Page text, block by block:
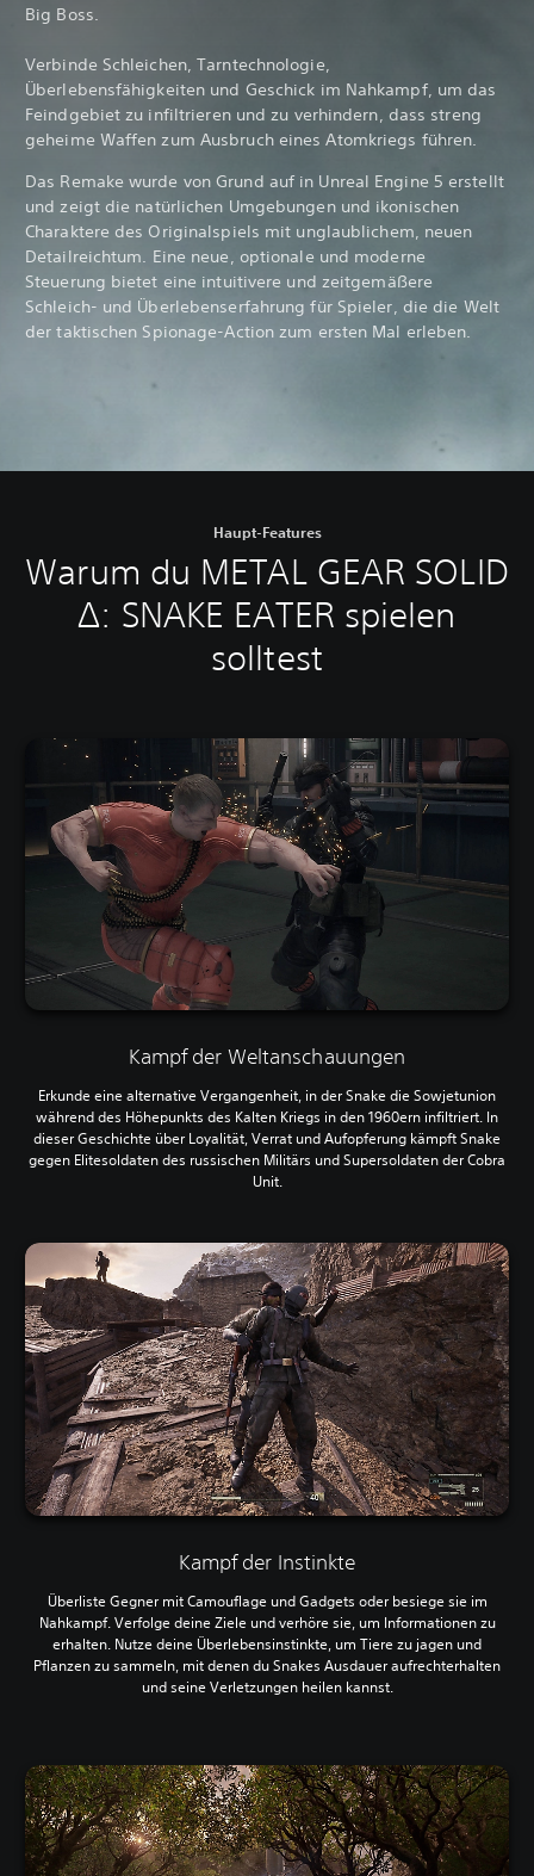
Big Boss.
Verbinde Schleichen, Tarntechnologie,
Überlebensfähigkeiten und Geschick im Nahkampf, um das
Feindgebiet zu infiltrieren und zu verhindern, dass streng
geheime Waffen zum Ausbruch eines Atomkriegs führen.
Das Remake wurde von Grund auf in Unreal Engine 5 erstellt
und zeigt die natürlichen Umgebungen und ikonischen
Charaktere des Originalspiels mit unglaublichem, neuen
Detailreichtum. Eine neue, optionale und moderne
Steuerung bietet eine intuitivere und zeitgemäßere
Schleich- und Überlebenserfahrung für Spieler, die die Welt
der taktischen Spionage-Action zum ersten Mal erleben.
Haupt-Features
Warum du METAL GEAR SOLID
Δ: SNAKE EATER spielen
solltest
Kampf der Weltanschauungen
Erkunde eine alternative Vergangenheit, in der Snake die Sowjetunion
während des Höhepunkts des Kalten Kriegs in den 1960ern infiltriert. In
dieser Geschichte über Loyalität, Verrat und Aufopferung kämpft Snake
gegen Elitesoldaten des russischen Militärs und Supersoldaten der Cobra
Unit.
Kampf der Instinkte
Überliste Gegner mit Camouflage und Gadgets oder besiege sie im
Nahkampf. Verfolge deine Ziele und verhöre sie, um Informationen zu
erhalten. Nutze deine Überlebensinstinkte, um Tiere zu jagen und
Pflanzen zu sammeln, mit denen du Snakes Ausdauer aufrechterhalten
und seine Verletzungen heilen kannst.